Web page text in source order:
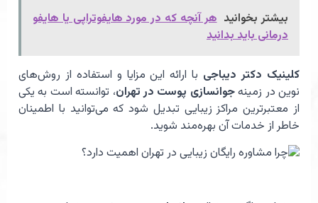
بیشتر بخوانید هر آنچه که در مورد هایفوتراپی یا هایفو
درمانی باید بدانید
کلینیک دکتر دیباجی با ارائه این مزایا و استفاده از روش‌های
نوین در زمینهجوانسازی پوست در تهران، توانسته است به یکی
از معتبرترین مراکز زیبایی تبدیل شود که می‌توانید با اطمینان
خاطر از خدمات آن بهره‌مند شوید.